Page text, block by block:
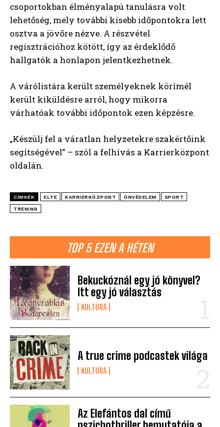
TOP 5 EZEN A HÉTEN
Bekuckóznál egy jó könyvel?
Itt egy jó választás
KULTÚRA
A true crime podcastek világa
KULTÚRA
Az Elefántos dal című
csoportokban élményalapú tanulásra volt
lehetőség, mely további kisebb időpontokra lett
osztva a jövőre nézve. A részvétel
regisztrációhoz kötött, így az érdeklődő
hallgatók a honlapon jelentkezhetnek.
A várólistára került személyeknek körímél
került kiküldésre arról, hogy mikorra
várhatóak további időpontok ezen képzésre.
„Készülj fel a váratlan helyzetekre szakértőink
segítségével” – szól a felhívás a Karrierközpont
oldalán.
CÍMKÉK ELTE KARRIERKÖZPONT ÖNVÉDELEM SPORT
TRÉNING